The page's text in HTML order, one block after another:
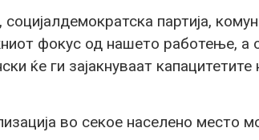
партија,
фокус од нашето работење, а
ќе ги зајакнуваат капацитетите
во секое населено место